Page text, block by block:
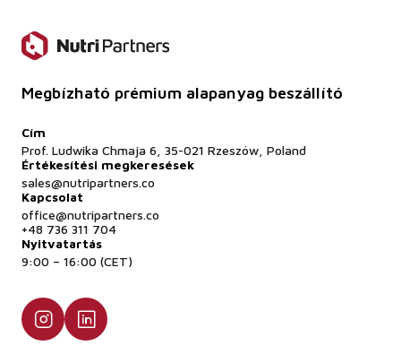
Megbízható prémium alapanyag beszállító
Cím
Prof. Ludwika Chmaja 6, 35-021 Rzeszów, Poland
Értékesítési megkeresések
sales@nutripartners.co
Kapcsolat
office@nutripartners.co
+48 736 311 704
Nyitvatartás
9:00 – 16:00 (CET)